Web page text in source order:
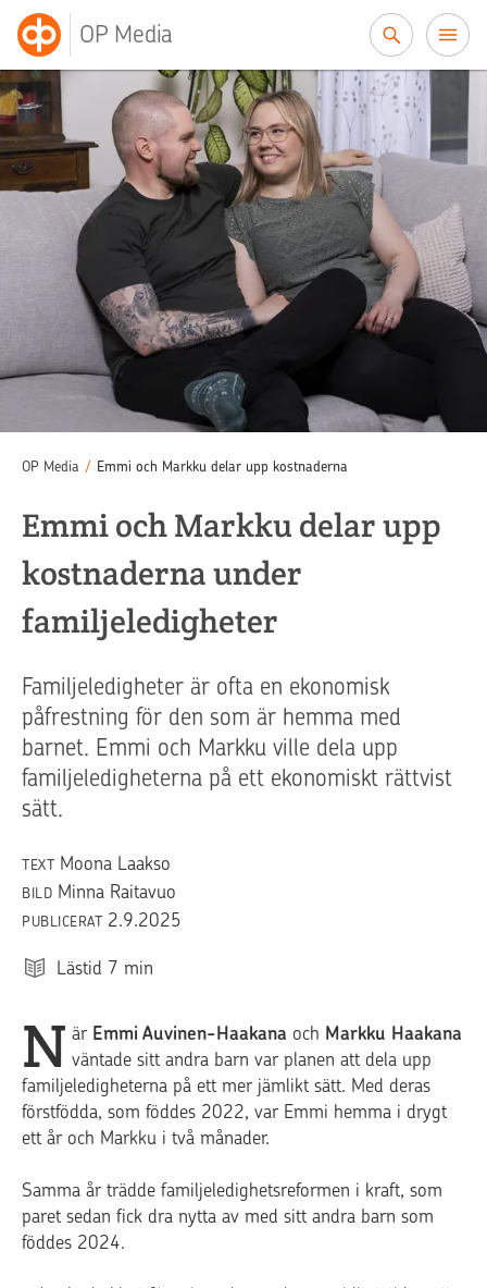
OP Media
OP Media / Emmi och Markku delar upp kostnaderna
Emmi och Markku delar upp
kostnaderna under
familjeledigheter
Familjeledigheter är ofta en ekonomisk
påfrestning för den som är hemma med
barnet. Emmi och Markku ville dela upp
familjeledigheterna på ett ekonomiskt rättvist
sätt.
TEXT Moona Laakso
BILD Minna Raitavuo
PUBLICERAT 2.9.2025
Lästid 7 min
N är Emmi Auvinen-Haakana och Markku Haakana
väntade sitt andra barn var planen att dela upp
familjeledigheterna på ett mer jämlikt sätt. Med deras
förstfödda, som föddes 2022, var Emmi hemma i drygt
ett år och Markku i två månader.
Samma år trädde familjeledighetsreformen i kraft, som
paret sedan fick dra nytta av med sitt andra barn som
föddes 2024.